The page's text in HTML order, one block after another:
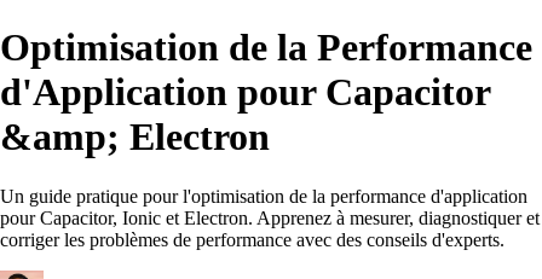
Optimisation de la Performance
d'Application pour Capacitor
&amp; Electron
Un guide pratique pour l'optimisation de la performance d'application
pour Capacitor, Ionic et Electron. Apprenez à mesurer, diagnostiquer et
corriger les problèmes de performance avec des conseils d'experts.